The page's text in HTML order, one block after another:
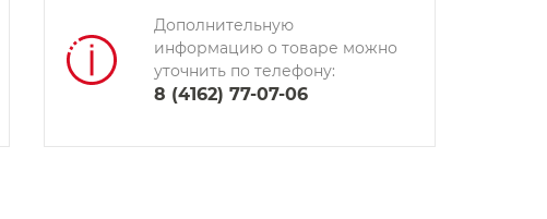
Дополнительную
информацию о товаре можно
уточнить по телефону:
8 (4162) 77-07-06